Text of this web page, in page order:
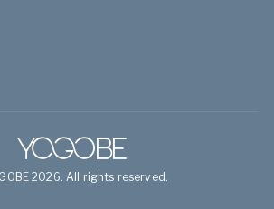
2026. All rights reserved.